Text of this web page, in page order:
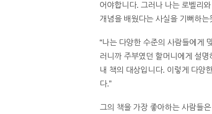
어야합니다. 그러나 나는 로벨리
개념을 배웠다는 사실을 기뻐하는
“나는 다양한 수준의 사람들에게
러니까 주부였던 할머니에게 설
내 책의 대상입니다. 이렇게 다양
다.”
그의 책을 가장 좋아하는 사람들